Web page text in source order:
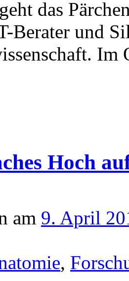
das
Berater und
Hoch
am 9. April
,